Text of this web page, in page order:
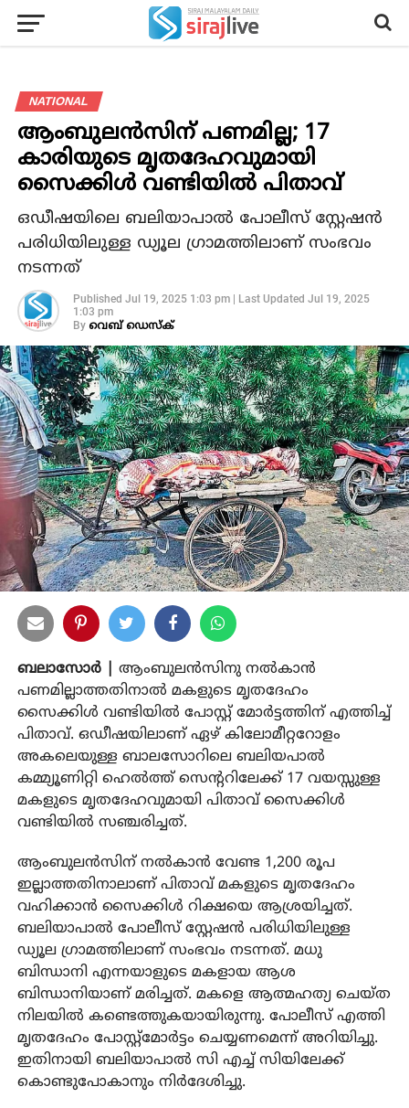
NATIONAL
ആംബുലന്‍സിന് പണമില്ല; 17
കാരിയുടെ മൃതദേഹവുമായി
സൈക്കിള്‍ വണ്ടിയില്‍ പിതാവ്
ഒഡീഷയിലെ ബലിയാപാല്‍ പോലീസ് സ്റ്റേഷന്‍
പരിധിയിലുള്ള ഡ്യൂല ഗ്രാമത്തിലാണ് സംഭവം
നടന്നത്
Published Jul 19, 2025 1:03 pm| Last Updated Jul 19, 2025
1:03 pm
By വെബ് ഡെസ്‌ക്
ബലാസോര്‍ |
ആംബുലന്‍സിനു നല്‍കാന്‍
പണമില്ലാത്തതിനാല്‍ മകളുടെ മൃതദേഹം
സൈക്കിള്‍ വണ്ടിയില്‍ പോസ്റ്റ് മോര്‍ട്ടത്തിന് എത്തിച്ച്
പിതാവ്. ഒഡീഷയിലാണ് ഏഴ് കിലോമീറ്ററോളം
അകലെയുള്ള ബാലസോറിലെ ബലിയപാല്‍
കമ്മ്യൂണിറ്റി ഹെല്‍ത്ത് സെന്ററിലേക്ക് 17 വയസ്സുള്ള
മകളുടെ മൃതദേഹവുമായി പിതാവ് സൈക്കിള്‍
വണ്ടിയില്‍ സഞ്ചരിച്ചത്.
ആംബുലന്‍സിന് നല്‍കാന്‍ വേണ്ട 1,200 രൂപ
ഇല്ലാത്തതിനാലാണ് പിതാവ് മകളുടെ മൃതദേഹം
വഹിക്കാന്‍ സൈക്കിള്‍ റിക്ഷയെ ആശ്രയിച്ചത്.
ബലിയാപാല്‍ പോലീസ് സ്റ്റേഷന്‍ പരിധിയിലുള്ള
ഡ്യൂല ഗ്രാമത്തിലാണ് സംഭവം നടന്നത്. മധു
ബിന്ധാനി എന്നയാളുടെ മകളായ ആശ
ബിന്ധാനിയാണ് മരിച്ചത്. മകളെ ആത്മഹത്യ ചെയ്ത
നിലയില്‍ കണ്ടെത്തുകയായിരുന്നു. പോലീസ് എത്തി
മൃതദേഹം പോസ്റ്റ്‌മോര്‍ട്ടം ചെയ്യണമെന്ന് അറിയിച്ചു.
ഇതിനായി ബലിയാപാല്‍ സി എച്ച് സിയിലേക്ക്
കൊണ്ടുപോകാനും നിര്‍ദേശിച്ചു.